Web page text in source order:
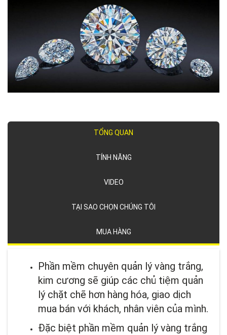
TỔNG QUAN
TÍNH NĂNG
VIDEO
TẠI SAO CHỌN CHÚNG TÔI
MUA HÀNG
Phần mềm chuyên quản lý vàng trắng,
kim cương sẽ giúp các chủ tiệm quản
lý chặt chẽ hơn hàng hóa, giao dịch
mua bán với khách, nhân viên của mình.
Đặc biệt phần mềm quản lý vàng trắng